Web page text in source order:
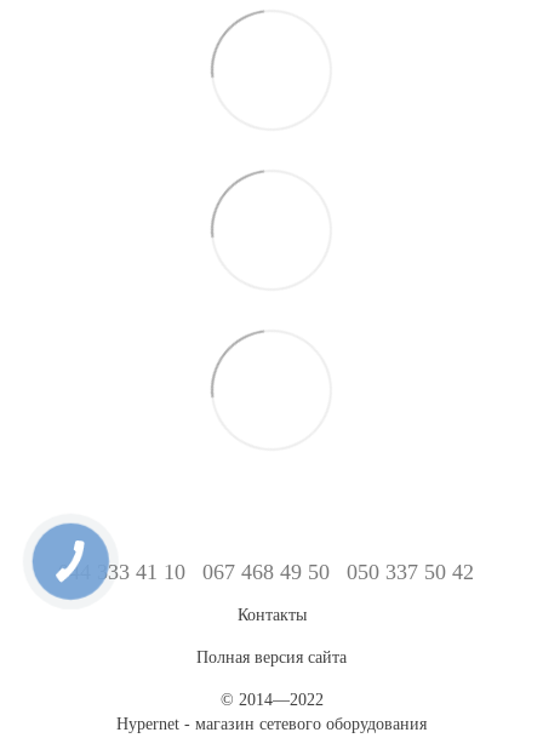
044 333 41 10 067 468 49 50 050 337 50 42
Контакты
Полная версия сайта
© 2014—2022
Hypernet - магазин сетевого оборудования